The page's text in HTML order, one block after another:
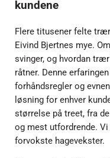
kundene
Flere titusener felte
Eivind Bjertnes mye.
svinger, og hvordan
råtner. Denne
forhåndsregler og
løsning for enhver
størrelse på treet, fra
og mest utfordrende.
forvokste hagevekster.